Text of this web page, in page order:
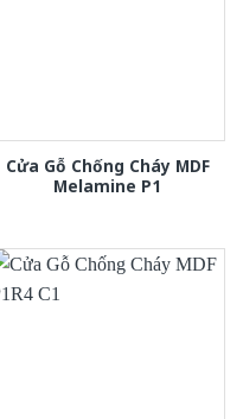
Cửa Gỗ Chống Cháy MDF
Melamine P1